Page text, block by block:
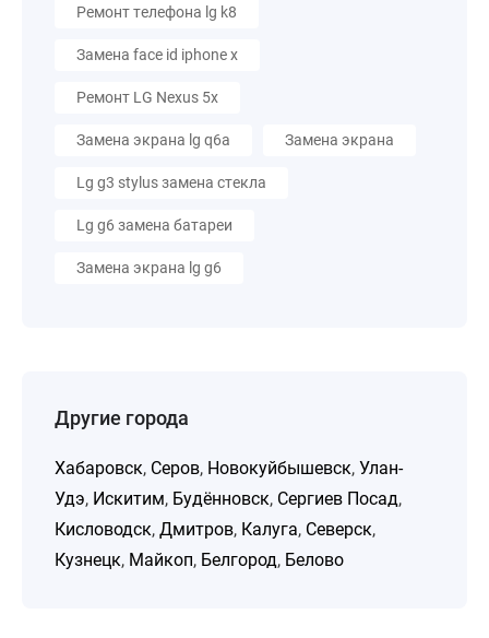
Ремонт телефона lg k8
Замена face id iphone x
Ремонт LG Nexus 5x
Замена экрана lg q6a Замена экрана
Lg g3 stylus замена стекла
Lg g6 замена батареи
Замена экрана lg g6
Другие города
Хабаровск, Серов, Новокуйбышевск, Улан-
Удэ, Искитим, Будённовск, Сергиев Посад,
Кисловодск, Дмитров, Калуга, Северск,
Кузнецк, Майкоп, Белгород, Белово